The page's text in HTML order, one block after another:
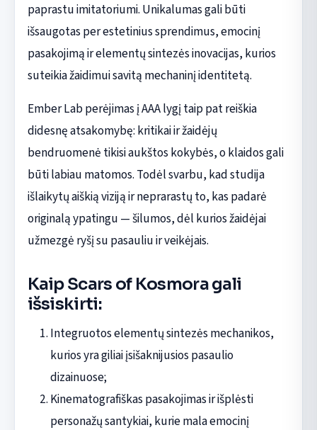
paprastu imitatoriumi. Unikalumas gali būti
išsaugotas per estetinius sprendimus, emocinį
pasakojimą ir elementų sintezės inovacijas, kurios
suteikia žaidimui savitą mechaninį identitetą.
Ember Lab perėjimas į AAA lygį taip pat reiškia
didesnę atsakomybę: kritikai ir žaidėjų
bendruomenė tikisi aukštos kokybės, o klaidos gali
būti labiau matomos. Todėl svarbu, kad studija
išlaikytų aiškią viziją ir neprarastų to, kas padarė
originalą ypatingu — šilumos, dėl kurios žaidėjai
užmezgė ryšį su pasauliu ir veikėjais.
Kaip Scars of Kosmora gali
išsiskirti:
Integruotos elementų sintezės mechanikos,
kurios yra giliai įsišaknijusios pasaulio
dizainuose;
Kinematografiškas pasakojimas ir išplėsti
personažų santykiai, kurie mala emocinį